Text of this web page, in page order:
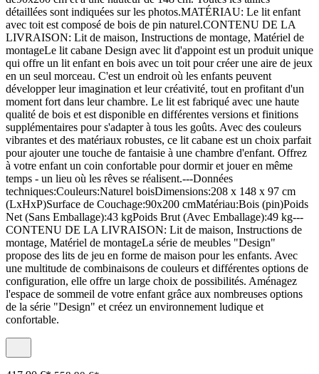
détaillées sont indiquées sur les photos.MATÉRIAU: Le lit enfant
avec toit est composé de bois de pin naturel.CONTENU DE LA
LIVRAISON: Lit de maison, Instructions de montage, Matériel de
montageLe lit cabane Design avec lit d'appoint est un produit unique
qui offre un lit enfant en bois avec un toit pour créer une aire de jeux
en un seul morceau. C'est un endroit où les enfants peuvent
développer leur imagination et leur créativité, tout en profitant d'un
moment fort dans leur chambre. Le lit est fabriqué avec une haute
qualité de bois et est disponible en différentes versions et finitions
supplémentaires pour s'adapter à tous les goûts. Avec des couleurs
vibrantes et des matériaux robustes, ce lit cabane est un choix parfait
pour ajouter une touche de fantaisie à une chambre d'enfant. Offrez
à votre enfant un coin confortable pour dormir et jouer en même
temps - un lieu où les rêves se réalisent.---Données
techniques:Couleurs:Naturel boisDimensions:208 x 148 x 97 cm
(LxHxP)Surface de Couchage:90x200 cmMatériau:Bois (pin)Poids
Net (Sans Emballage):43 kgPoids Brut (Avec Emballage):49 kg---
CONTENU DE LA LIVRAISON: Lit de maison, Instructions de
montage, Matériel de montageLa série de meubles "Design"
propose des lits de jeu en forme de maison pour les enfants. Avec
une multitude de combinaisons de couleurs et différentes options de
configuration, elle offre un large choix de possibilités. Aménagez
l'espace de sommeil de votre enfant grâce aux nombreuses options
de la série "Design" et créez un environnement ludique et
confortable.